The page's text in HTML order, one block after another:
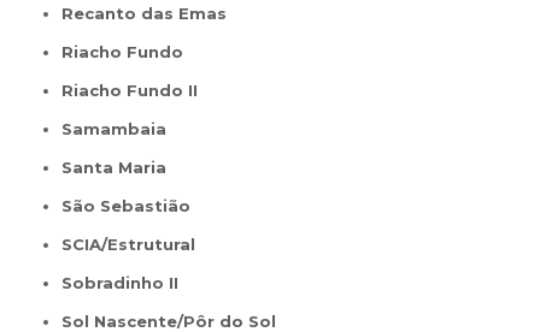
Recanto das Emas
Riacho Fundo
Riacho Fundo II
Samambaia
Santa Maria
São Sebastião
SCIA/Estrutural
Sobradinho II
Sol Nascente/Pôr do Sol